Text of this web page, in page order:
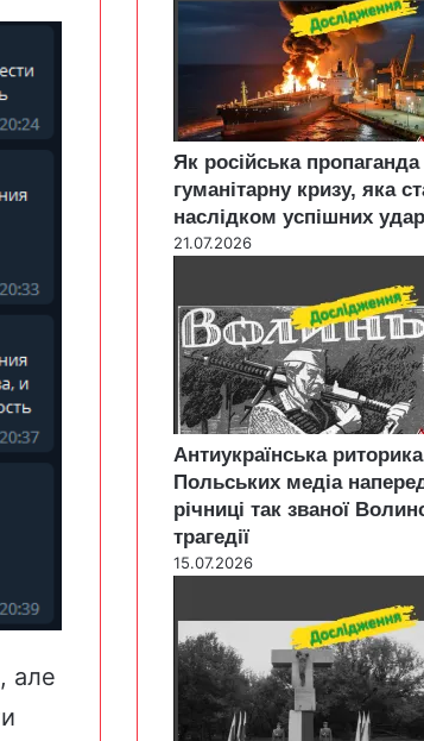
але
Як російська
гуманітарну кризу, яка
наслідком успішних
21.07.2026
Антиукраїнська
Польських медіа
річниці так званої
трагедії
15.07.2026